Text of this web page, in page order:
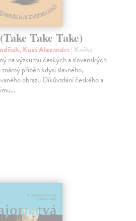
Take Take)
Kusá Alexandra| Kniha
na výzkumu českých a slovenských
příběh kdysi slavného,
obrazu Díkůvzdání českého a